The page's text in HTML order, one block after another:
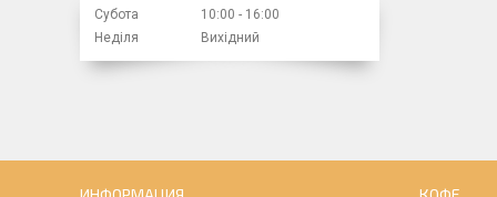
Субота
10:00
16:00
Неділя
Вихідний